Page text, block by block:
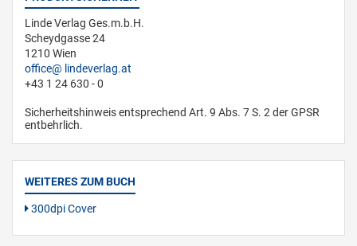
Linde Verlag Ges.m.b.H.
Scheydgasse 24
1210 Wien
office
lindeverlag.at
+43 1 24 630 - 0
Sicherheitshinweis entsprechend Art. 9 Abs. 7 S. 2 der GPSR
entbehrlich.
WEITERES ZUM BUCH
300dpi Cover